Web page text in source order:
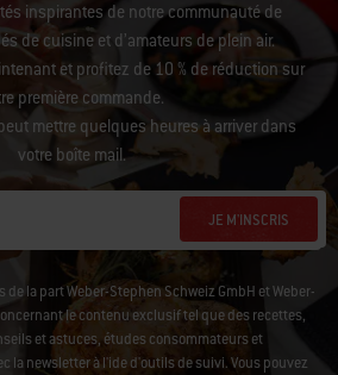
inspirantes de notre communauté de
de cuisine et d’amateurs de plein air.
et profitez de 10 % de réduction sur
première commande.
mettre quelques heures à arriver dans
votre boîte mail.
JE M'INSCRIS
la part Weber-Stephen Schweiz GmbH et Weber-
le contenu exclusif tel que des recettes,
et astuces, études consommateurs et
la newsletter à l'ide d'outils de suivi. Vous pouvez